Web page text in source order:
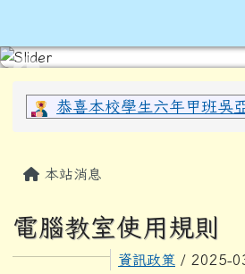
花蓮縣光復鄉西富國
上中區域內容
恭喜本校學生六年甲班吳
本站消息
電腦教室使用規則
資訊政策 / 2025-
頁尾區域